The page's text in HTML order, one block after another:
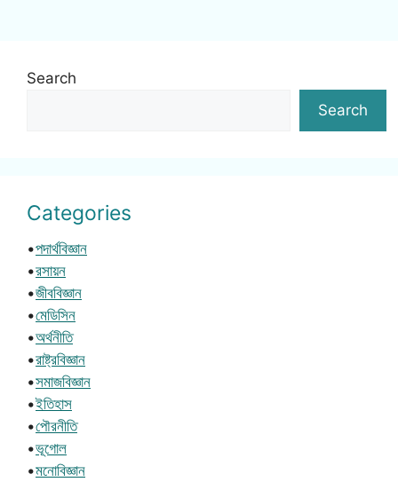
Search
Search
Categories
•পদার্থবিজ্ঞান
•রসায়ন
•জীববিজ্ঞান
•মেডিসিন
•অর্থনীতি
•রাষ্ট্রবিজ্ঞান
•সমাজবিজ্ঞান
•ইতিহাস
•পৌরনীতি
•ভূগোল
•মনোবিজ্ঞান